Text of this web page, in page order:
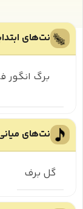
نت‌های
برگ انگور
نت‌های
گل برف